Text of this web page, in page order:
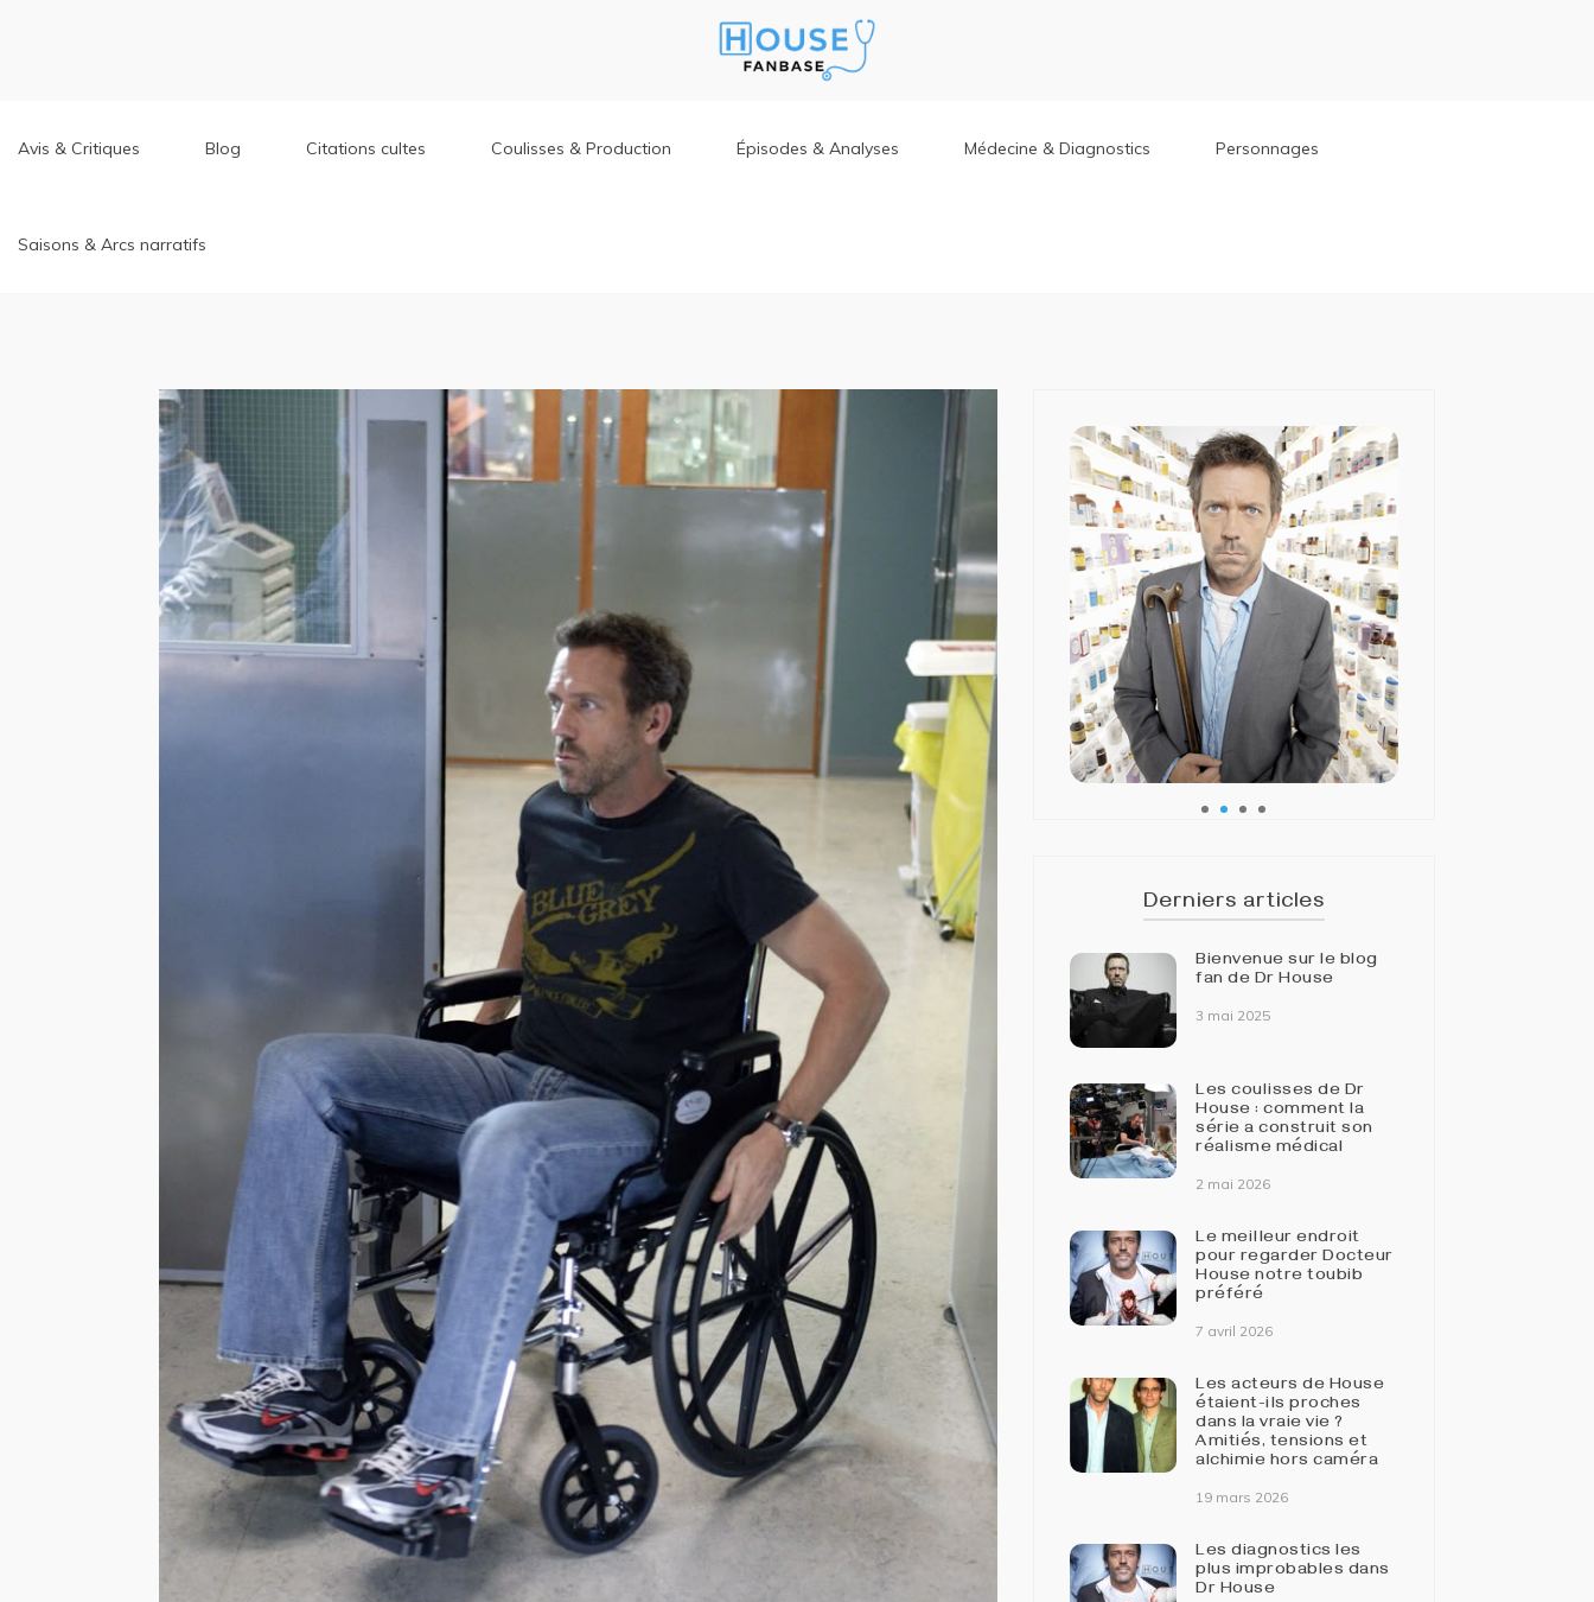
Avis & Critiques Blog Citations cultes Coulisses & Production Épisodes & Analyses Médecine & Diagnostics Personnages
Saisons & Arcs narratifs
Derniers articles
Bienvenue sur le blog
fan de Dr House
3 mai 2025
Les coulisses de Dr
House : comment la
série a construit son
réalisme médical
2 mai 2026
Le meilleur endroit
pour regarder Docteur
House notre toubib
préféré
7 avril 2026
Les acteurs de House
étaient-ils proches
dans la vraie vie ?
Amitiés, tensions et
alchimie hors caméra
19 mars 2026
Les diagnostics les
plus improbables dans
Dr House